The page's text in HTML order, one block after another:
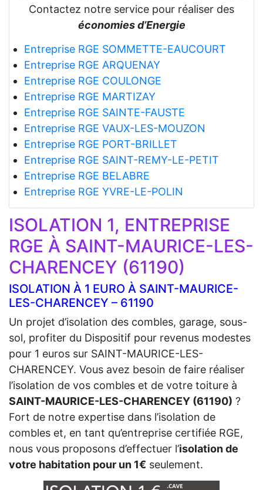
Contactez notre service pour réaliser des
économies d’Energie
Entreprise RGE SOMMETTE-EAUCOURT
Entreprise RGE ARQUENAY
Entreprise RGE COULONGE
Entreprise RGE MARTIZAY
Entreprise RGE SAINTE-FAUSTE
Entreprise RGE VAUX-LES-MOUZON
Entreprise RGE PORT-BRILLET
Entreprise RGE SAINT-REMY-LE-PETIT
Entreprise RGE BELABRE
Entreprise RGE YVRE-LE-POLIN
ISOLATION 1, ENTREPRISE
RGE À SAINT-MAURICE-LES-
CHARENCEY (61190)
ISOLATION À 1 EURO À SAINT-MAURICE-
LES-CHARENCEY – 61190
Un projet d’isolation des combles, garage, sous-
sol, profiter du Dispositif pour revenus modestes
pour 1 euros sur SAINT-MAURICE-LES-
CHARENCEY. Vous avez besoin de faire réaliser
l’isolation de vos combles et de votre toiture à
SAINT-MAURICE-LES-CHARENCEY (61190) ?
Fort de notre expertise dans l’isolation de
combles et, en tant qu’entreprise certifiée RGE,
nous vous proposons d’effectuer l’isolation de
votre habitation pour un 1€ seulement.